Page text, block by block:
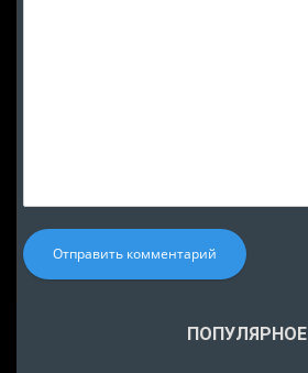
Отправить комментарий
ПОПУЛЯРНОЕ